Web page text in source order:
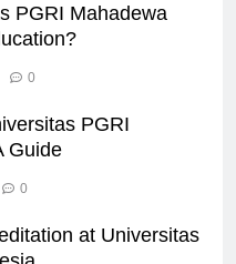
PGRI Mahadewa
0
PGRI
Guide
0
at Universitas